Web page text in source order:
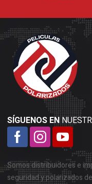
SÍGUENOS EN
Somos distribuidores e
seguridad y polarizados